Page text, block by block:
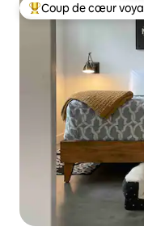
Coup de cœur
Coup de cœur